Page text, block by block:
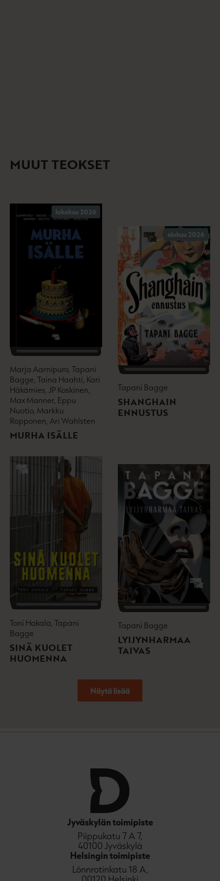
MUUT TEOKSET
lokakuu 2026
Marja Aarnipuro, Tapani
Bagge, Taina Haahti, Kari
Häkämies, JP Koskinen,
Max Manner, Eppu
Nuotio, Markku
Ropponen, Ari Wahlsten
MURHA ISÄLLE
elokuu 2026
Tapani Bagge
SHANGHAIN
ENNUSTUS
Toni Hakala, Tapani
Bagge
SINÄ KUOLET
HUOMENNA
Tapani Bagge
LYIJYNHARMAA
TAIVAS
Näytä lisää
Jyväskylän toimipiste
Piippukatu 7 A 7,
40100 Jyväskylä
Helsingin toimipiste
Lönnrotinkatu 18 A,